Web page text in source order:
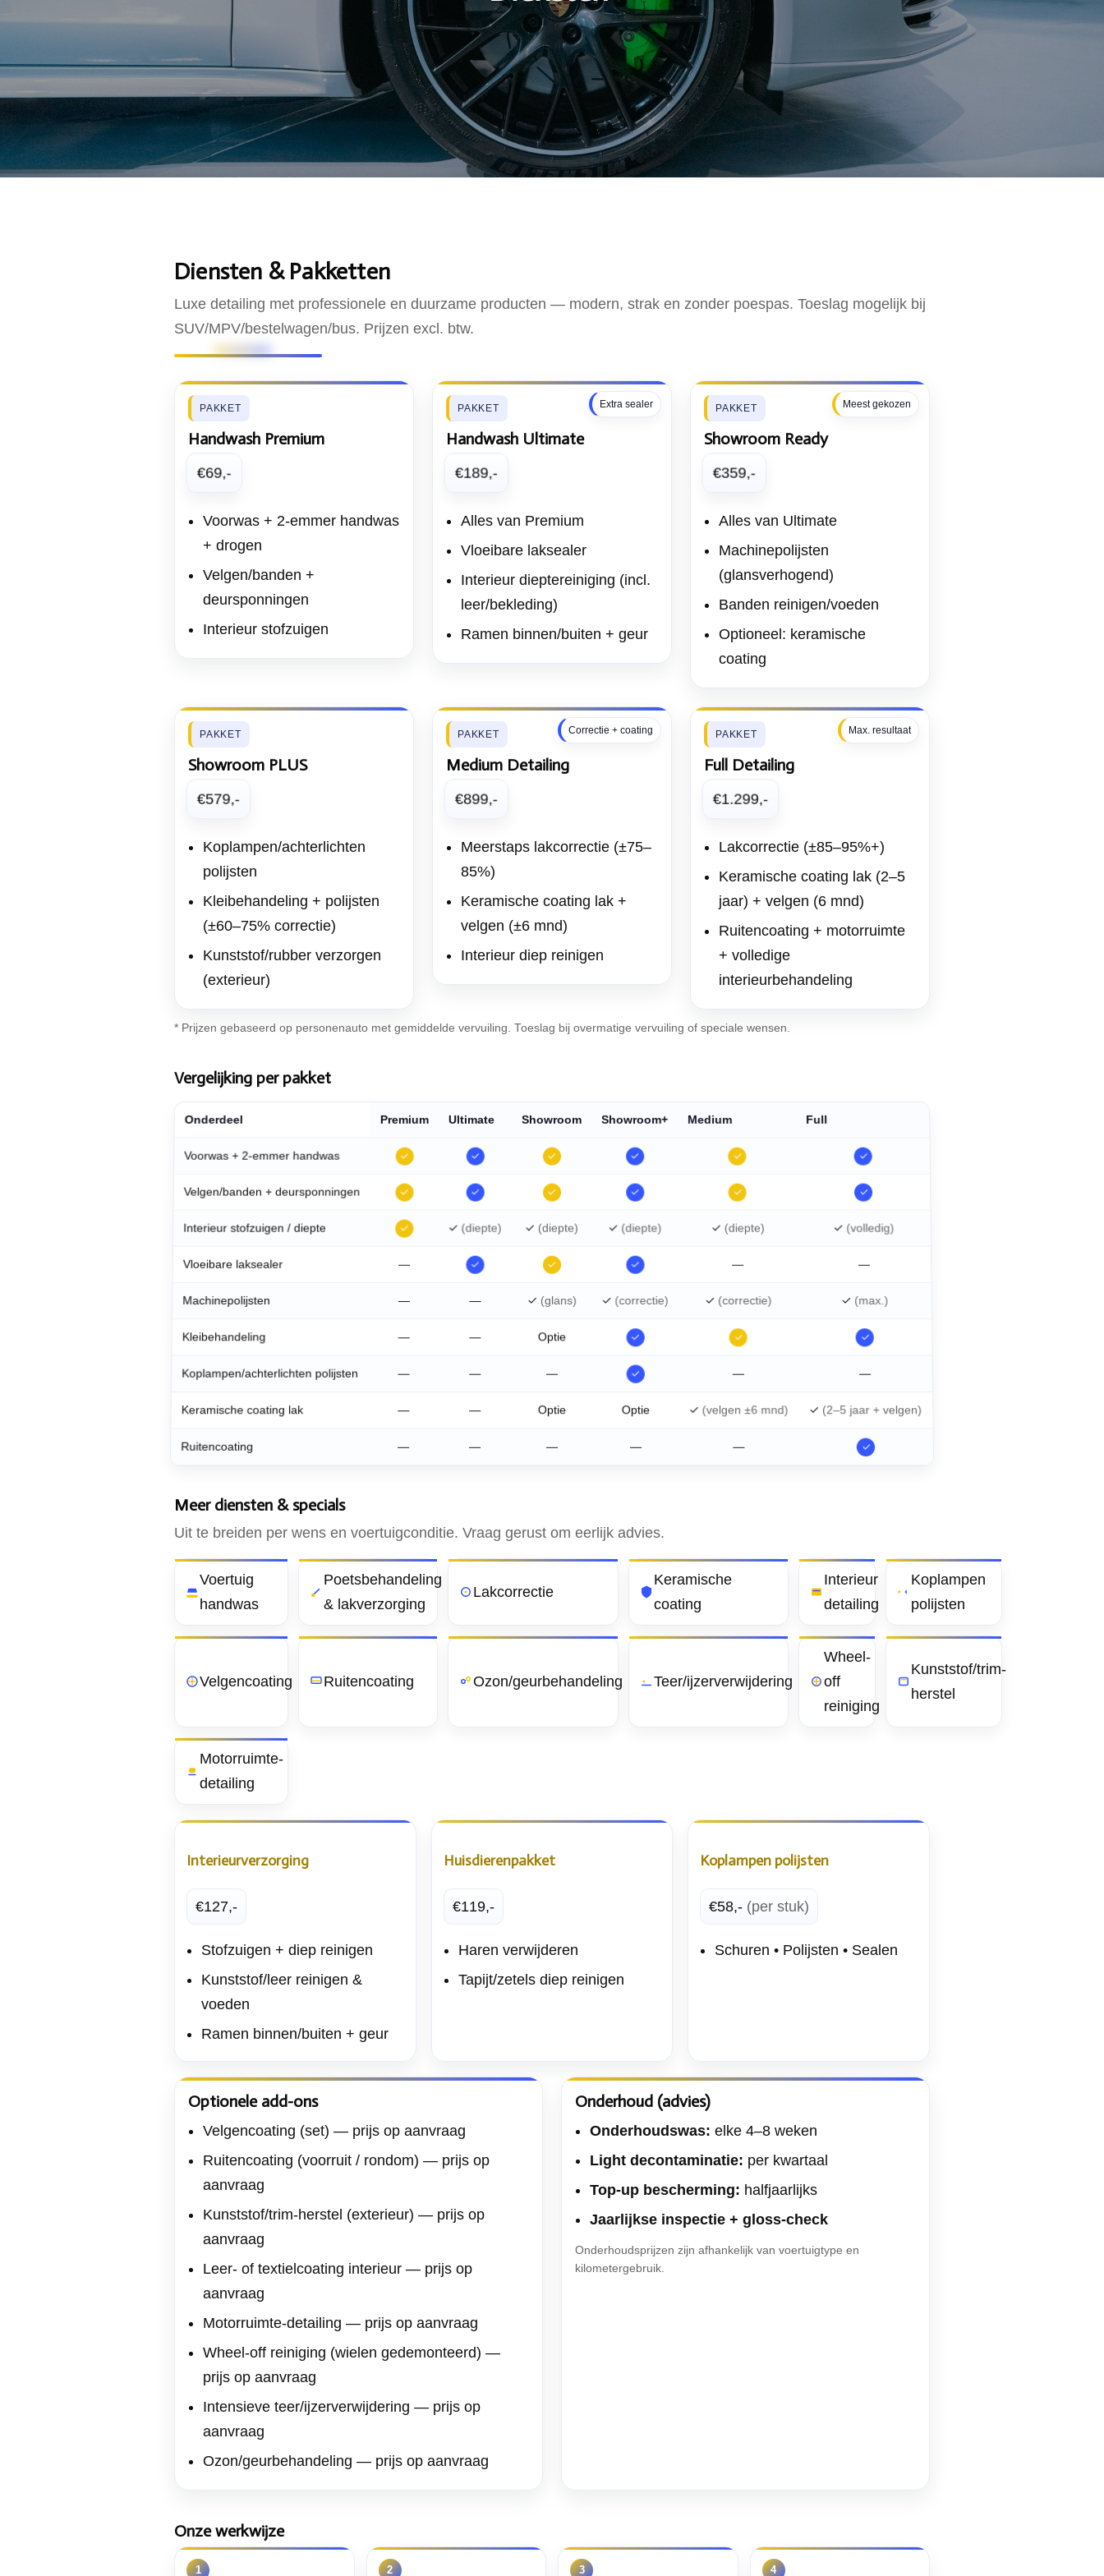
Diensten & Pakketten
Luxe detailing met professionele en duurzame producten — modern, strak en zonder poespas. Toeslag mogelijk bij
SUV/MPV/bestelwagen/bus. Prijzen excl. btw.
PAKKET
Handwash Premium
€69,-
Voorwas + 2-emmer handwas
+ drogen
Velgen/banden +
deursponningen
Interieur stofzuigen
PAKKET
Handwash Ultimate
Extra sealer
€189,-
Alles van Premium
Vloeibare laksealer
Interieur dieptereiniging (incl.
leer/bekleding)
Ramen binnen/buiten + geur
PAKKET
Showroom Ready
Meest gekozen
€359,-
Alles van Ultimate
Machinepolijsten
(glansverhogend)
Banden reinigen/voeden
Optioneel: keramische
coating
PAKKET
Showroom PLUS
€579,-
Koplampen/achterlichten
polijsten
Kleibehandeling + polijsten
(±60–75% correctie)
Kunststof/rubber verzorgen
(exterieur)
PAKKET
Medium Detailing
Correctie + coating
€899,-
Meerstaps lakcorrectie (±75–
85%)
Keramische coating lak +
velgen (±6 mnd)
Interieur diep reinigen
PAKKET
Full Detailing
Max. resultaat
€1.299,-
Lakcorrectie (±85–95%+)
Keramische coating lak (2–5
jaar) + velgen (6 mnd)
Ruitencoating + motorruimte
+ volledige
interieurbehandeling
* Prijzen gebaseerd op personenauto met gemiddelde vervuiling. Toeslag bij overmatige vervuiling of speciale wensen.
Vergelijking per pakket
Onderdeel Premium Ultimate Showroom Showroom+ Medium Full
Voorwas + 2-emmer handwas ✓ ✓ ✓ ✓ ✓ ✓
Velgen/banden + deursponningen ✓ ✓ ✓ ✓ ✓ ✓
Interieur stofzuigen / diepte ✓ ✓ (diepte) ✓ (diepte) ✓ (diepte) ✓ (diepte) ✓ (volledig)
Vloeibare laksealer — ✓ ✓ ✓ — —
Machinepolijsten — — ✓ (glans) ✓ (correctie) ✓ (correctie) ✓ (max.)
Kleibehandeling — — Optie ✓ ✓ ✓
Koplampen/achterlichten polijsten — — — ✓ — —
Keramische coating lak — — Optie Optie ✓ (velgen ±6 mnd) ✓ (2–5 jaar + velgen)
Ruitencoating — — — — — ✓
Meer diensten & specials
Uit te breiden per wens en voertuigconditie. Vraag gerust om eerlijk advies.
Voertuig
handwas
Poetsbehandeling
& lakverzorging
Lakcorrectie
Keramische
coating
Interieur
detailing
Koplampen
polijsten
Velgencoating Ruitencoating Ozon/geurbehandeling Teer/ijzerverwijdering
Wheel-
off
reiniging
Kunststof/trim-
herstel
Motorruimte-
detailing
Interieurverzorging
€127,-
Stofzuigen + diep reinigen
Kunststof/leer reinigen &
voeden
Ramen binnen/buiten + geur
Huisdierenpakket
€119,-
Haren verwijderen
Tapijt/zetels diep reinigen
Koplampen polijsten
€58,- (per stuk)
Schuren • Polijsten • Sealen
Optionele add-ons
Velgencoating (set) — prijs op aanvraag
Ruitencoating (voorruit / rondom) — prijs op
aanvraag
Kunststof/trim-herstel (exterieur) — prijs op
aanvraag
Leer- of textielcoating interieur — prijs op
aanvraag
Motorruimte-detailing — prijs op aanvraag
Wheel-off reiniging (wielen gedemonteerd) —
prijs op aanvraag
Intensieve teer/ijzerverwijdering — prijs op
aanvraag
Ozon/geurbehandeling — prijs op aanvraag
Onderhoud (advies)
Onderhoudswas: elke 4–8 weken
Light decontaminatie: per kwartaal
Top-up bescherming: halfjaarlijks
Jaarlijkse inspectie + gloss-check
Onderhoudsprijzen zijn afhankelijk van voertuigtype en
kilometergebruik.
Onze werkwijze
1 2 3 4